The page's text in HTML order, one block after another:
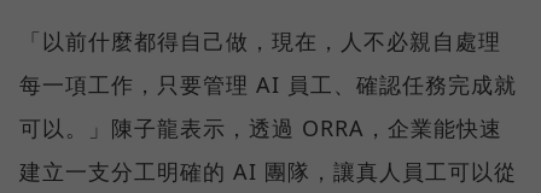
「以前什麼都得自己做，現在，人不必親自處理
每一項工作，只要管理 AI 員工、確認任務完成就
可以。」陳子龍表示，透過 ORRA，企業能快速
建立一支分工明確的 AI 團隊，讓真人員工可以從